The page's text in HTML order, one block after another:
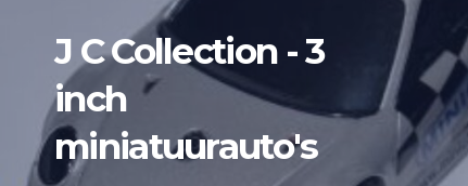
inhoud
J C Collection - 3
inch
miniatuurauto's